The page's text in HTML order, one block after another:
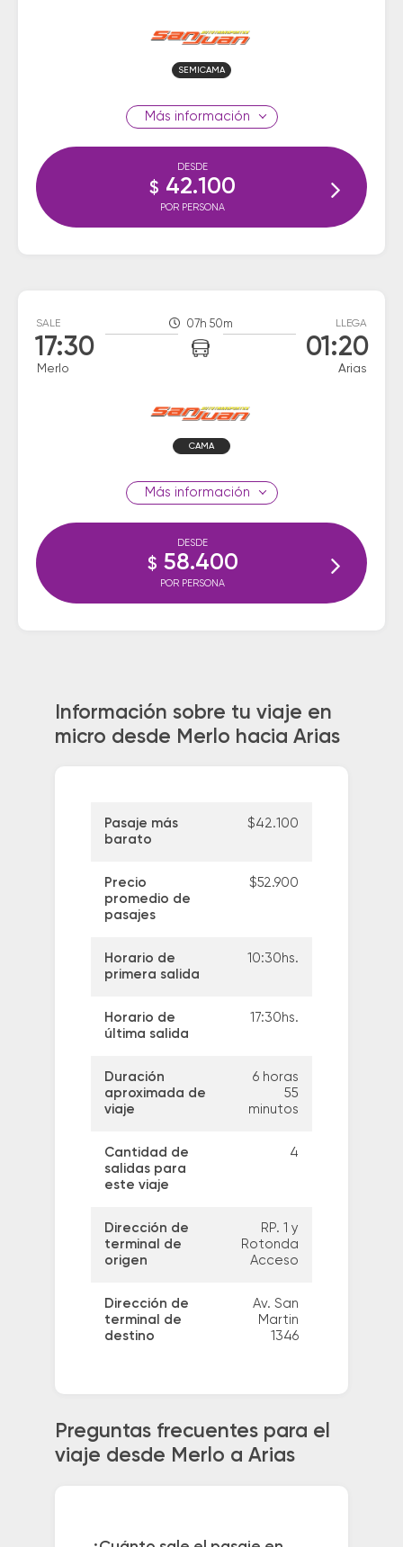
SEMICAMA
información
DESDE
$ 42.100
POR PERSONA
SALE
17:30
Merlo
07h 50m LLEGA
01:20
Arias
CAMA
información
DESDE
$ 58.400
POR PERSONA
Información sobre tu viaje en
micro desde Merlo hacia Arias
Pasaje más
barato
$42.100
Precio
promedio de
pasajes
$52.900
Horario de
primera salida
10:30hs.
Horario de
última salida
17:30hs.
Duración
aproximada de
viaje
6 horas
55
minutos
Cantidad de
salidas para
este viaje
4
Dirección de
terminal de
origen
RP. 1 y
Rotonda
Acceso
Dirección de
terminal de
destino
Av. San
Martin
1346
Preguntas frecuentes para el
viaje desde Merlo a Arias